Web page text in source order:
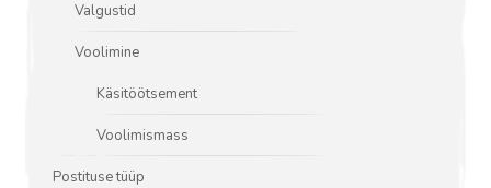
Valgustid
Voolimine
Käsitöötsement
Voolimismass
Postituse tüüp